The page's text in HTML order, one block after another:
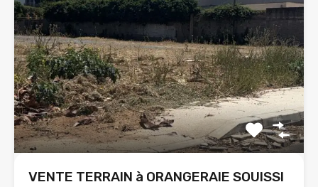
VENTE TERRAIN à ORANGERAIE SOUISSI